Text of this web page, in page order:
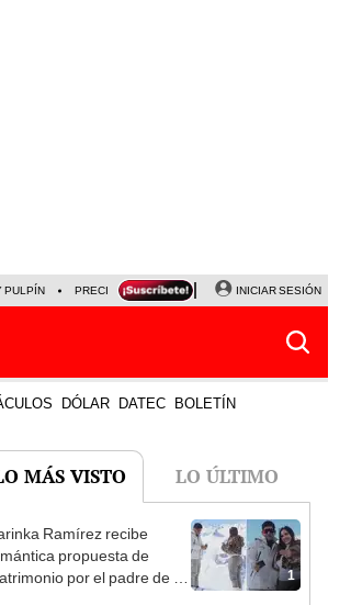
PULPÍN PRECIO DEL DÓLAR CORTE DE LUZ
INICIAR SESIÓN
DÓLAR DATEC BOLETÍN
MÁS VISTO LO ÚLTIMO
1
Ramírez recibe
propuesta de
por el padre de su